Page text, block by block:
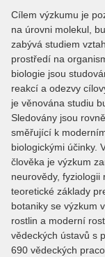
Cílem výzkumu je
na úrovni molekul,
zabývá studiem
prostředí na
biologie jsou
reakcí a odezvy
je věnována studiu
Sledovány jsou
směřující k
biologickými účinky.
člověka je výzkum
neurovědy,
teoretické základy
botaniky se výzkum
rostlin a moderní
vědeckých ústavů s
690 vědeckých